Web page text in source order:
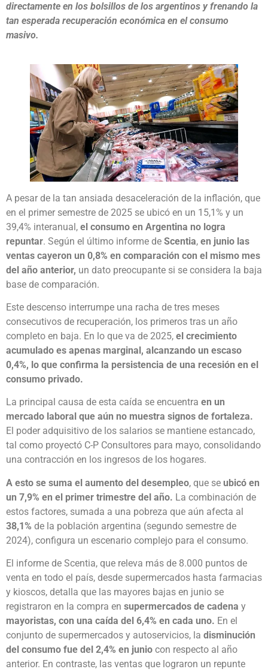
directamente en los bolsillos de los argentinos y frenando la
tan esperada recuperación económica en el consumo
masivo.
A pesar de la tan ansiada desaceleración de la inflación, que
en el primer semestre de 2025 se ubicó en un 15,1% y un
39,4% interanual, el consumo en Argentina no logra
repuntar. Según el último informe de Scentia, en junio las
ventas cayeron un 0,8% en comparación con el mismo mes
del año anterior, un dato preocupante si se considera la baja
base de comparación.
Este descenso interrumpe una racha de tres meses
consecutivos de recuperación, los primeros tras un año
completo en baja. En lo que va de 2025, el crecimiento
acumulado es apenas marginal, alcanzando un escaso
0,4%, lo que confirma la persistencia de una recesión en el
consumo privado.
La principal causa de esta caída se encuentra en un
mercado laboral que aún no muestra signos de fortaleza.
El poder adquisitivo de los salarios se mantiene estancado,
tal como proyectó C-P Consultores para mayo, consolidando
una contracción en los ingresos de los hogares.
A esto se suma el aumento del desempleo, que se ubicó en
un 7,9% en el primer trimestre del año. La combinación de
estos factores, sumada a una pobreza que aún afecta al
38,1% de la población argentina (segundo semestre de
2024), configura un escenario complejo para el consumo.
El informe de Scentia, que releva más de 8.000 puntos de
venta en todo el país, desde supermercados hasta farmacias
y kioscos, detalla que las mayores bajas en junio se
registraron en la compra en supermercados de cadena y
mayoristas, con una caída del 6,4% en cada uno. En el
conjunto de supermercados y autoservicios, la disminución
del consumo fue del 2,4% en junio con respecto al año
anterior. En contraste, las ventas que lograron un repunte